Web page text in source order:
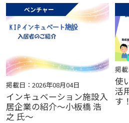
ベンチャー
掲載日：2026年08月04日
インキュベーション施設入
居企業の紹介～小板橋 浩
之 氏～
掲
使
活
す